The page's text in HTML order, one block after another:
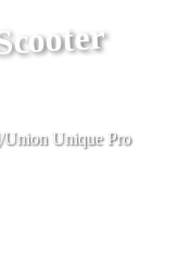
/Union Unique Pro